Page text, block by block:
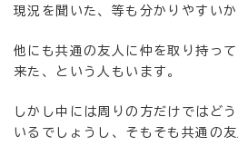
現況を聞いた、等も分かりやすいか
他にも共通の友人に仲を取り持っ
来た、という人もいます。
しかし中には周りの方だけではど
いるでしょうし、そもそも共通の